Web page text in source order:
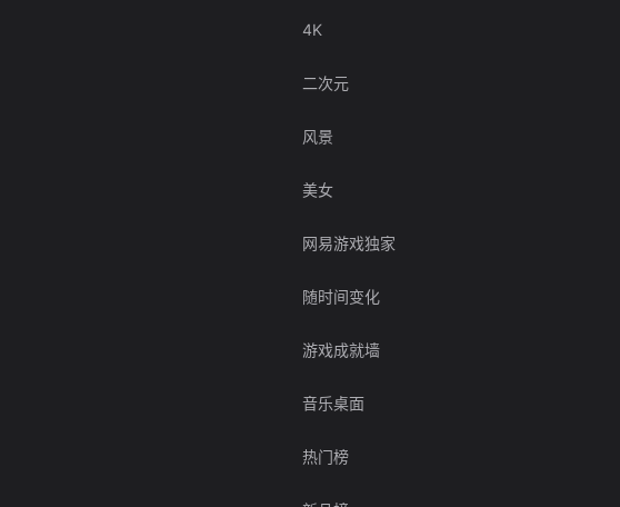
4K
二次元
风景
美女
网易游戏独家
随时间变化
游戏成就墙
音乐桌面
热门榜